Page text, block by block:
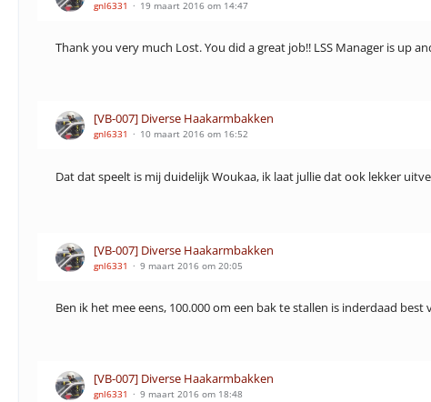
gnl6331 19 maart 2016 om 14:47
Thank you very much Lost. You did a great job!! LSS Manager is up
[VB-007] Diverse Haakarmbakken
gnl6331 10 maart 2016 om 16:52
Dat dat speelt is mij duidelijk Woukaa, ik laat jullie dat ook lekker
[VB-007] Diverse Haakarmbakken
gnl6331 9 maart 2016 om 20:05
Ben ik het mee eens, 100.000 om een bak te stallen is inderdaad best
[VB-007] Diverse Haakarmbakken
gnl6331 9 maart 2016 om 18:48